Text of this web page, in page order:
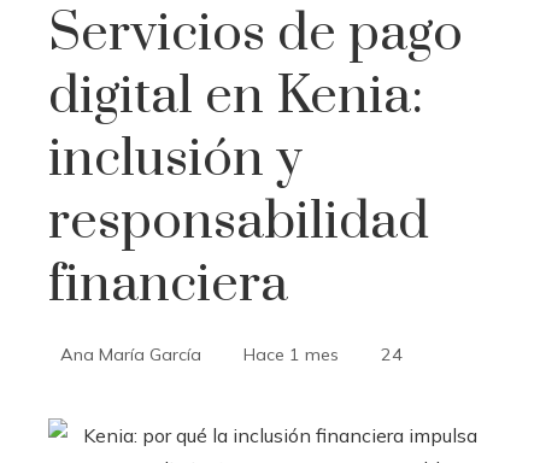
Servicios de pago
digital en Kenia:
inclusión y
responsabilidad
financiera
Ana María García Hace 1 mes 24